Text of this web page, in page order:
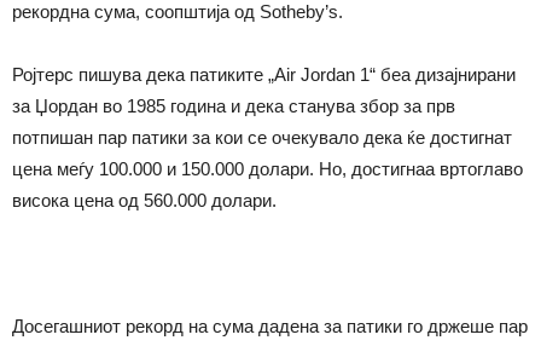
рекордна сума, соопштија од Sotheby’s.
Ројтерс пишува дека патиките „Air Jordan 1“ беа дизајнирани
за Џордан во 1985 година и дека станува збор за прв
потпишан пар патики за кои се очекувало дека ќе достигнат
цена меѓу 100.000 и 150.000 долари. Но, достигнаа вртоглаво
висока цена од 560.000 долари.
Досегашниот рекорд на сума дадена за патики го држеше пар